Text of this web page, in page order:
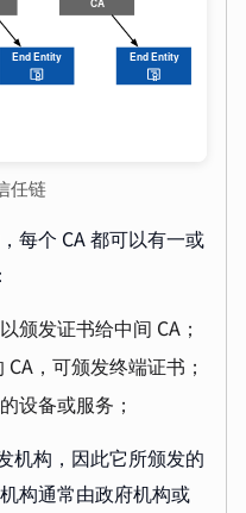
任链
每个 CA 都可以有一或
颁发证书给中间 CA；
，可颁发终端证书；
设备或服务；
机构，因此它所颁发的
构通常由政府机构或